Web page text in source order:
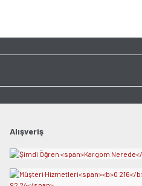
Alışveriş